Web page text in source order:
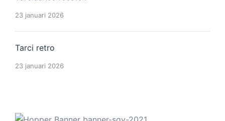
23 januari 2026
Tarci retro
23 januari 2026